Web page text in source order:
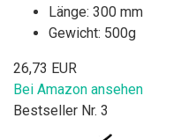
Länge: 300 mm
Gewicht: 500g
26,73 EUR
Bei Amazon ansehen
Bestseller Nr. 3